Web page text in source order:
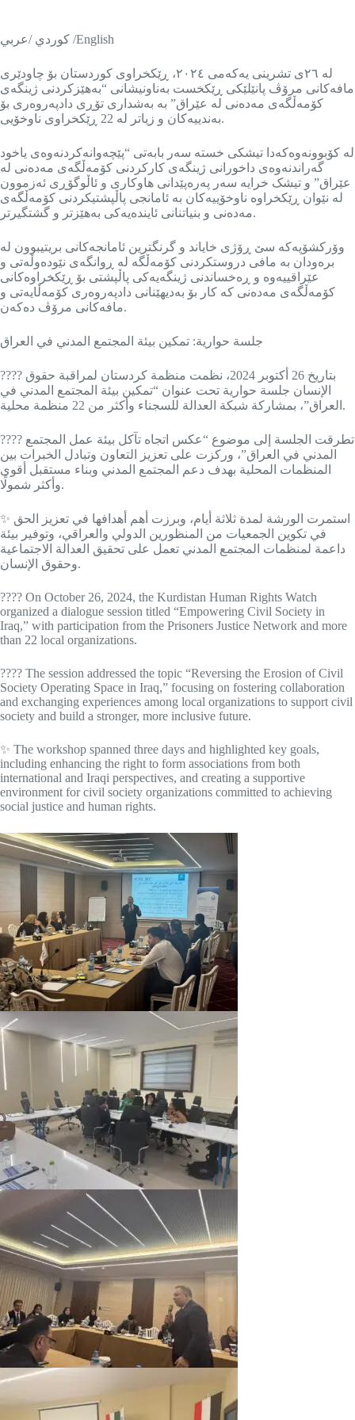
كوردي /عربي /English
لە ٢٦ی تشرینی یەکەمی ٢٠٢٤، ڕێکخراوی کوردستان بۆ چاودێری
مافەکانی مرۆڤ پانێلێکی ڕێکخست بەناونیشانی “بەهێزکردنی ژینگەی
کۆمەڵگەی مەدەنی لە عێراق” بە بەشداری تۆڕی دادپەروەری بۆ
بەندییەکان و زیاتر لە 22 ڕێکخراوی ناوخۆیی.
لە کۆبوونەوەکەدا تیشکی خستە سەر بابەتی “پێچەوانەکردنەوەی یاخود
گەراندنەوەی داخورانی ژینگەی کارکردنی کۆمەڵگەی مەدەنی لە
عێراق” و تیشک خرایە سەر پەرەپێدانی هاوکاری و ئاڵوگۆڕی ئەزموون
لە نێوان ڕێکخراوە ناوخۆییەکان بە ئامانجی پاڵپشتیکردنی کۆمەڵگەی
مەدەنی و بنیاتنانی ئایندەیەکی بەهێزتر و گشتگیرتر.
وۆرکشۆپەکە سێ ڕۆژی خایاند و گرنگترین ئامانجەکانی بریتیبوون لە
برەودان بە مافی دروستکردنی کۆمەڵگە لە ڕوانگەی نێودەوڵەتی و
عێراقییەوە و ڕەخساندنی ژینگەیەکی پاڵپشتی بۆ ڕێکخراوەکانی
کۆمەڵگەی مەدەنی کە کار بۆ بەدیهێنانی دادپەروەری کۆمەڵایەتی و
مافەکانی مرۆڤ دەکەن.
جلسة حوارية: تمكين بيئة المجتمع المدني في العراق
???? بتاريخ 26 أكتوبر 2024، نظمت منظمة كردستان لمراقبة حقوق
الإنسان جلسة حوارية تحت عنوان “تمكين بيئة المجتمع المدني في
العراق”، بمشاركة شبكة العدالة للسجناء وأكثر من 22 منظمة محلية.
???? تطرقت الجلسة إلى موضوع “عكس اتجاه تآكل بيئة عمل المجتمع
المدني في العراق”، وركزت على تعزيز التعاون وتبادل الخبرات بين
المنظمات المحلية بهدف دعم المجتمع المدني وبناء مستقبل أقوى
وأكثر شمولًا.
✨ استمرت الورشة لمدة ثلاثة أيام، وبرزت أهم أهدافها في تعزيز الحق
في تكوين الجمعيات من المنظورين الدولي والعراقي، وتوفير بيئة
داعمة لمنظمات المجتمع المدني تعمل على تحقيق العدالة الاجتماعية
وحقوق الإنسان.
???? On October 26, 2024, the Kurdistan Human Rights Watch
organized a dialogue session titled “Empowering Civil Society in
Iraq,” with participation from the Prisoners Justice Network and more
than 22 local organizations.
???? The session addressed the topic “Reversing the Erosion of Civil
Society Operating Space in Iraq,” focusing on fostering collaboration
and exchanging experiences among local organizations to support civil
society and build a stronger, more inclusive future.
✨ The workshop spanned three days and highlighted key goals,
including enhancing the right to form associations from both
international and Iraqi perspectives, and creating a supportive
environment for civil society organizations committed to achieving
social justice and human rights.